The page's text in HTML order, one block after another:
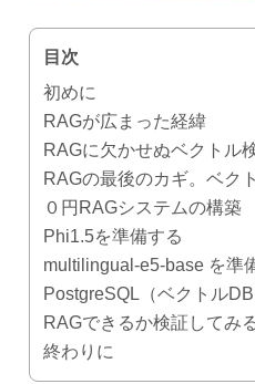
目次
初めに
RAGが広まった経緯
RAGに欠かせぬベクトル
RAGの最後のカギ。ベク
０円RAGシステムの構築
Phi1.5を準備する
multilingual-e5-base を準
PostgreSQL（ベクトル
RAGできるか検証してみ
終わりに